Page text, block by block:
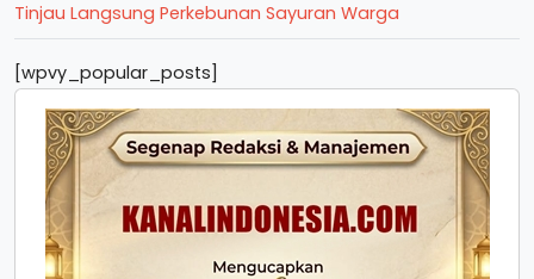
Tinjau Langsung Perkebunan Sayuran Warga
[wpvy_popular_posts]